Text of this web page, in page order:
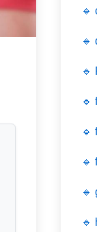
🔹
🔹
🔹
🔹
🔹
🔹
🔹
🔹